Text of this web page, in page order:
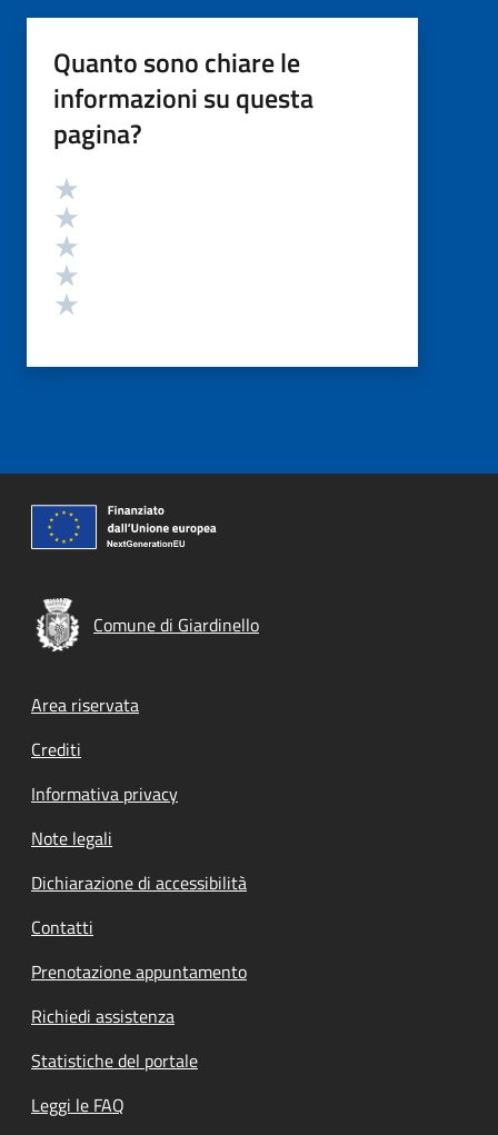
Quanto sono chiare le
informazioni su questa
pagina?
Valutazione
Comune di Giardinello
Footer menu
Area riservata
Crediti
Informativa privacy
Note legali
Dichiarazione di accessibilità
Contatti
Prenotazione appuntamento
Richiedi assistenza
Statistiche del portale
Leggi le FAQ